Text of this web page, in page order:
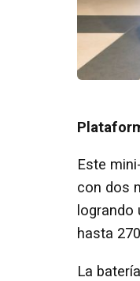
Este
con dos
hasta
La